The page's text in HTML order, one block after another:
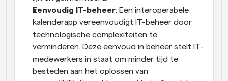
Eenvoudig IT-beheer: Een interoperabele
kalenderapp vereenvoudigt IT-beheer door
technologische complexiteiten te
verminderen. Deze eenvoud in beheer stelt IT-
medewerkers in staat om minder tijd te
besteden aan het oplossen van